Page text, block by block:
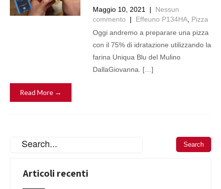
Maggio 10, 2021 | Nessun
commento
| Effeuno P134HA, Pizza
Oggi andremo a preparare una pizza
con il 75% di idratazione utilizzando la
farina Uniqua Blu del Mulino
DallaGiovanna. […]
Read More →
Articoli recenti